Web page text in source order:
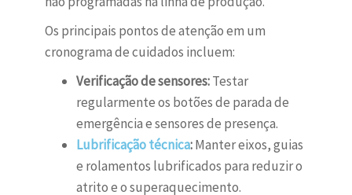
Os principais pontos de atenção em um
cronograma de cuidados incluem:
Verificação de sensores:Testar
regularmente os botões de parada de
emergência e sensores de presença.
Lubrificação técnica:Manter eixos, guias
e rolamentos lubrificados para reduzir o
atrito e o superaquecimento.